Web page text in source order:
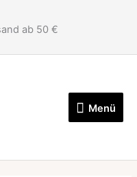
ab 50 €
Menü